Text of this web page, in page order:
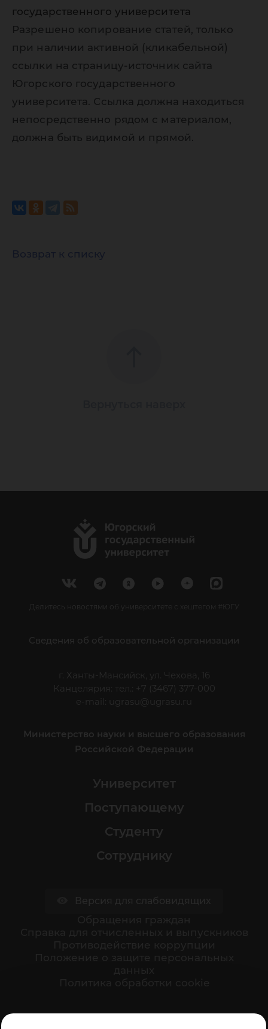
государственного университета
Разрешено копирование статей, только
при наличии активной (кликабельной)
ссылки на страницу-источник сайта
Югорского государственного
университета. Ссылка должна находиться
непосредственно рядом с материалом,
должна быть видимой и прямой.
Возврат к списку
Делитесь новостями об университете с хештегом #ЮГУ
Сведения об образовательной организации
г. Ханты-Мансийск, ул. Чехова, 16
Канцелярия: тел.: +7 (3467) 377-000
e-mail:
ugrasu@ugrasu.ru
Министерство науки и высшего образования
Российской Федерации
Университет
Поступающему
Студенту
Сотруднику